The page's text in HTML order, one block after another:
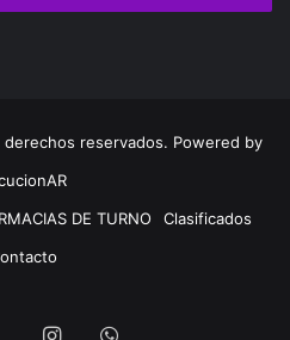
reservados. Powered by
DE TURNO
Clasificados
InstagramWhatsapp